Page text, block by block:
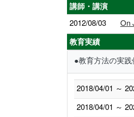
講師・講演
2012/08/03 On
教育実績
●教育方法の実践
2018/04/01 ～
2018/04/01 ～